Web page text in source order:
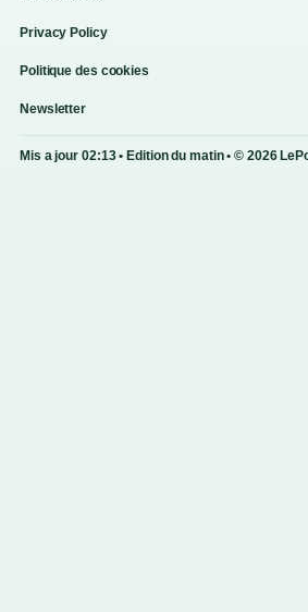
Privacy Policy
Politique des cookies
Newsletter
Mis a jour 02:13 • Edition du matin • © 2026